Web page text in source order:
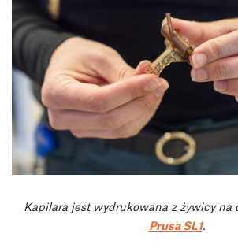
Kapilara jest wydrukowana z żywicy na
Prusa SL1.